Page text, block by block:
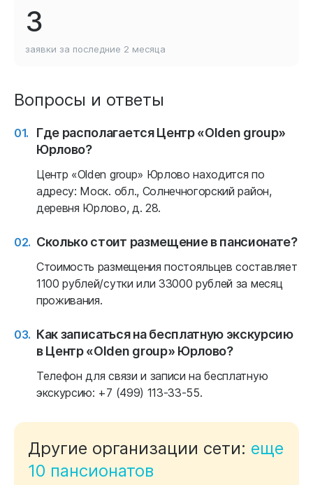
3
заявки за последние 2 месяца
Вопросы и ответы
Где располагается Центр «Olden group»
Юрлово?
Центр «Olden group» Юрлово находится по
адресу: Моск. обл., Солнечногорский район,
деревня Юрлово, д. 28.
Сколько стоит размещение в пансионате?
Стоимость размещения постояльцев составляет
1100 рублей/сутки или 33000 рублей за месяц
проживания.
Как записаться на бесплатную экскурсию
в Центр «Olden group» Юрлово?
Телефон для связи и записи на бесплатную
экскурсию: +7 (499) 113-33-55.
Другие организации сети: еще
10 пансионатов